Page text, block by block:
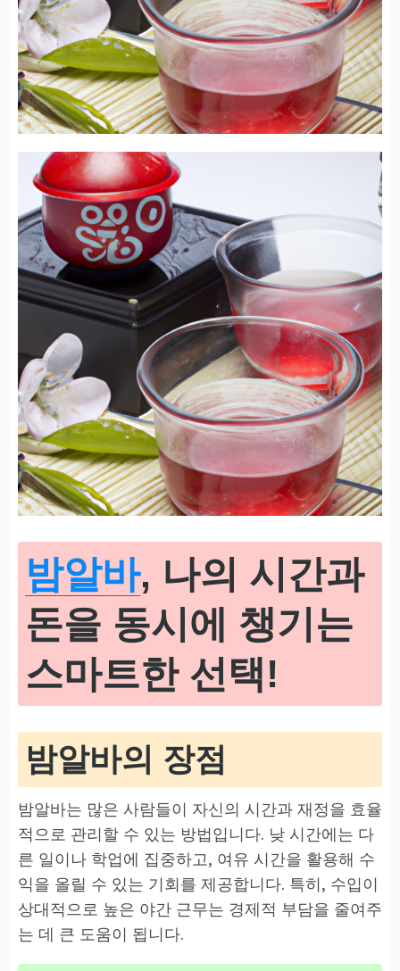
밤알바, 나의 시간과
돈을 동시에 챙기는
스마트한 선택!
밤알바의 장점
밤알바는 많은 사람들이 자신의 시간과 재정을 효율
적으로 관리할 수 있는 방법입니다. 낮 시간에는 다
른 일이나 학업에 집중하고, 여유 시간을 활용해 수
익을 올릴 수 있는 기회를 제공합니다. 특히, 수입이
상대적으로 높은 야간 근무는 경제적 부담을 줄여주
는 데 큰 도움이 됩니다.